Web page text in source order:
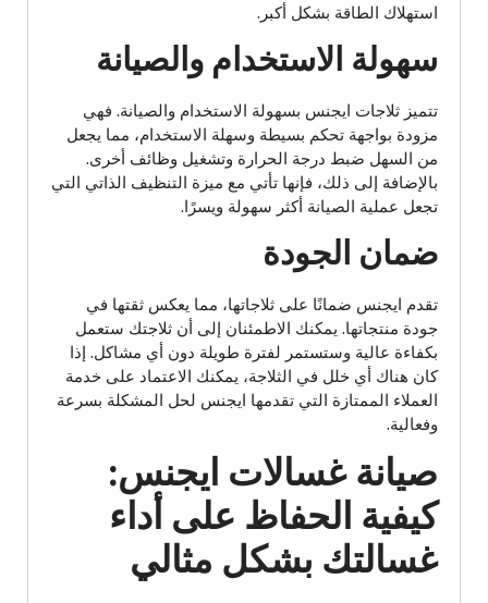
استهلاك الطاقة بشكل أكبر.
سهولة الاستخدام والصيانة
تتميز ثلاجات ايجنس بسهولة الاستخدام والصيانة. فهي
مزودة بواجهة تحكم بسيطة وسهلة الاستخدام، مما يجعل
من السهل ضبط درجة الحرارة وتشغيل وظائف أخرى.
بالإضافة إلى ذلك، فإنها تأتي مع ميزة التنظيف الذاتي التي
تجعل عملية الصيانة أكثر سهولة ويسرًا.
ضمان الجودة
تقدم ايجنس ضمانًا على ثلاجاتها، مما يعكس ثقتها في
جودة منتجاتها. يمكنك الاطمئنان إلى أن ثلاجتك ستعمل
بكفاءة عالية وستستمر لفترة طويلة دون أي مشاكل. إذا
كان هناك أي خلل في الثلاجة، يمكنك الاعتماد على خدمة
العملاء الممتازة التي تقدمها ايجنس لحل المشكلة بسرعة
وفعالية.
صيانة غسالات ايجنس:
كيفية الحفاظ على أداء
غسالتك بشكل مثالي